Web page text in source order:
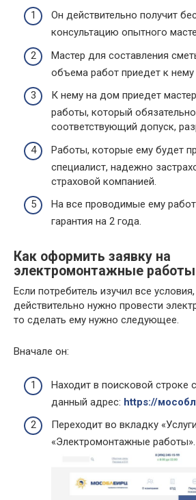
Он действительно получит
консультацию опытного
Мастер для составления
объема работ приедет к
К нему на дом приедет
работы, который
соответствующий допуск,
Работы, которые ему будет
специалист, надежно
страховой компанией.
На все проводимые ему
гарантия на 2 года.
Как оформить заявку на
электромонтажные работы
Если потребитель изучил все
действительно нужно провести
то сделать ему нужно следующее.
Вначале он:
Находит в поисковой строке
данный адрес: https://
Переходит во вкладку
«Электромонтажные работы».